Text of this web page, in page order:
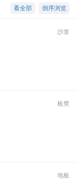
倒序浏览
看全部
沙发
板凳
地板